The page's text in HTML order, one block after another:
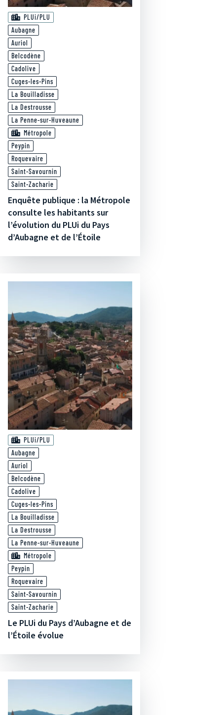
PLUi/PLU
Aubagne
Auriol
Belcodène
Cadolive
Cuges-les-Pins
La Bouilladisse
La Destrousse
La Penne-sur-Huveaune
Métropole
Peypin
Roquevaire
Saint-Savournin
Saint-Zacharie
Enquête publique : la Métropole
consulte les habitants sur
l’évolution du PLUi du Pays
d’Aubagne et de l’Étoile
PLUi/PLU
Aubagne
Auriol
Belcodène
Cadolive
Cuges-les-Pins
La Bouilladisse
La Destrousse
La Penne-sur-Huveaune
Métropole
Peypin
Roquevaire
Saint-Savournin
Saint-Zacharie
Le PLUi du Pays d’Aubagne et de
l’Étoile évolue